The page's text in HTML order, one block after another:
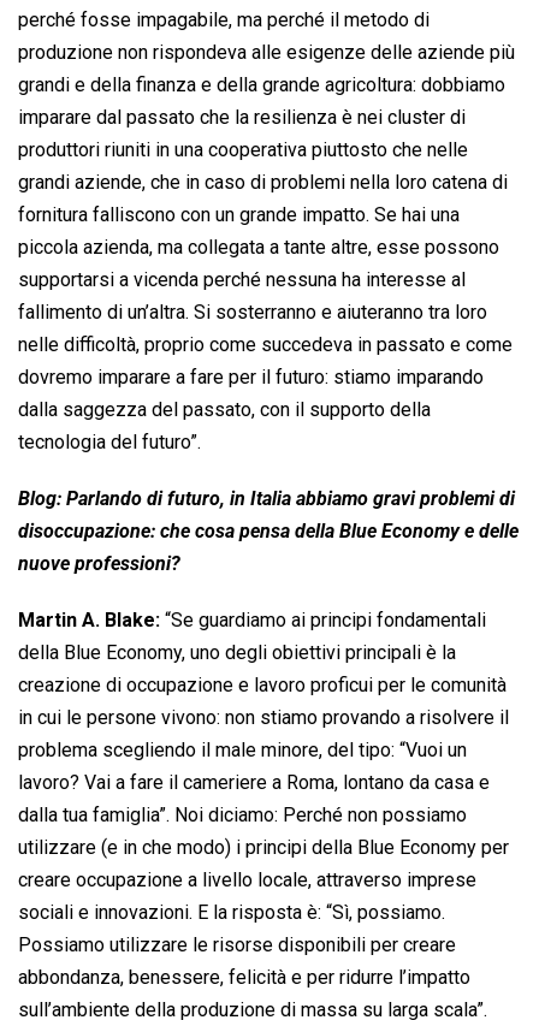
perché fosse impagabile, ma perché il metodo di
produzione non rispondeva alle esigenze delle aziende più
grandi e della finanza e della grande agricoltura: dobbiamo
imparare dal passato che la resilienza è nei cluster di
produttori riuniti in una cooperativa piuttosto che nelle
grandi aziende, che in caso di problemi nella loro catena di
fornitura falliscono con un grande impatto. Se hai una
piccola azienda, ma collegata a tante altre, esse possono
supportarsi a vicenda perché nessuna ha interesse al
fallimento di un’altra. Si sosterranno e aiuteranno tra loro
nelle difficoltà, proprio come succedeva in passato e come
dovremo imparare a fare per il futuro: stiamo imparando
dalla saggezza del passato, con il supporto della
tecnologia del futuro”.
Blog: Parlando di futuro, in Italia abbiamo gravi problemi di
disoccupazione: che cosa pensa della Blue Economy e delle
nuove professioni?
Martin A. Blake: “Se guardiamo ai principi fondamentali
della Blue Economy, uno degli obiettivi principali è la
creazione di occupazione e lavoro proficui per le comunità
in cui le persone vivono: non stiamo provando a risolvere il
problema scegliendo il male minore, del tipo: “Vuoi un
lavoro? Vai a fare il cameriere a Roma, lontano da casa e
dalla tua famiglia”. Noi diciamo: Perché non possiamo
utilizzare (e in che modo) i principi della Blue Economy per
creare occupazione a livello locale, attraverso imprese
sociali e innovazioni. E la risposta è: “Sì, possiamo.
Possiamo utilizzare le risorse disponibili per creare
abbondanza, benessere, felicità e per ridurre l’impatto
sull’ambiente della produzione di massa su larga scala”.